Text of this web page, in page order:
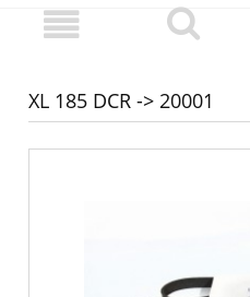
XL 185 DCR -> 20001